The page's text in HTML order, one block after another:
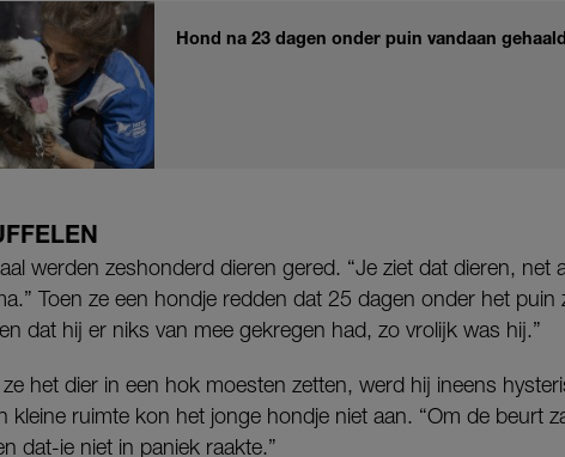
Hond na 23 dagen onder puin vandaan
werden zeshonderd dieren gered. “Je ziet dat dieren, net
Toen ze een hondje redden dat 25 dagen onder het
dat hij er niks van mee gekregen had, zo vrolijk was hij.”
ze het dier in een hok moesten zetten, werd hij ineens
kleine ruimte kon het jonge hondje niet aan. “Om de beurt
dat-ie niet in paniek raakte.”